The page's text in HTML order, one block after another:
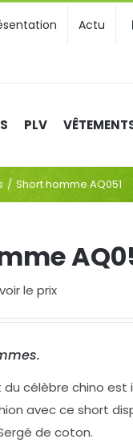
Actu
PLV
Short homme AQ051
le prix
célèbre chino
avec ce short
de coton.